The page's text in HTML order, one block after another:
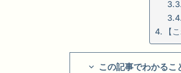
【
この記事でわかるこ